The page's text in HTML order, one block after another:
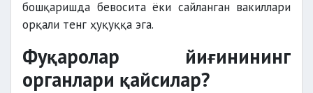
бошқаришда бевосита ёки сайланган вакиллари
орқали тенг ҳуқуққа эга.
Фуқаролар йиғинининг
органлари қайсилар?